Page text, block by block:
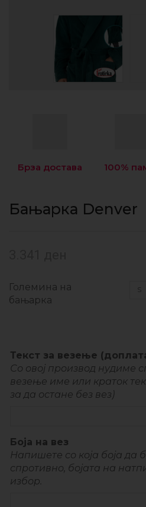
Брза достава 100%
Бањарка Denver
Големина на
бањарка
S
Текст за везење
Со овој производ нудиме
везење име или краток
за да остане без вез)
Боја на вез
Напишете со која боја да
спротивно, бојата на
избор.